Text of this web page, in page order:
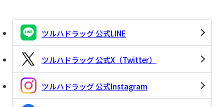
ツルハドラッグ 公式LINE
ツルハドラッグ 公式X（Twitter）
ツルハドラッグ 公式Instagram